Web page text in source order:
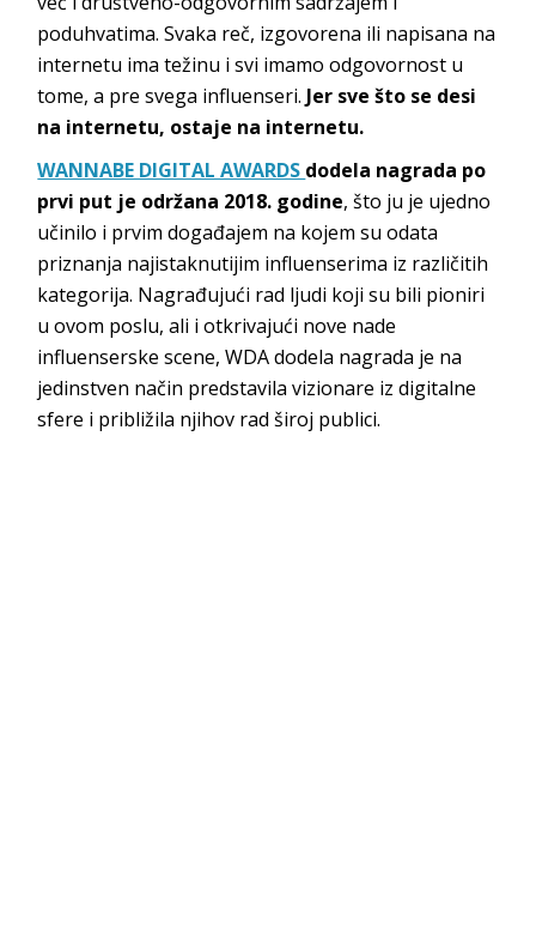
poduhvatima. Svaka reč, izgovorena ili napisana na
internetu ima težinu i svi imamo odgovornost u
tome, a pre svega influenseri. Jer sve što se desi
na internetu, ostaje na internetu.
WANNABE DIGITAL AWARDS dodela nagrada po
prvi put je održana 2018. godine, što ju je ujedno
učinilo i prvim događajem na kojem su odata
priznanja najistaknutijim influenserima iz različitih
kategorija. Nagrađujući rad ljudi koji su bili pioniri
u ovom poslu, ali i otkrivajući nove nade
influenserske scene, WDA dodela nagrada je na
jedinstven način predstavila vizionare iz digitalne
sfere i približila njihov rad široj publici.